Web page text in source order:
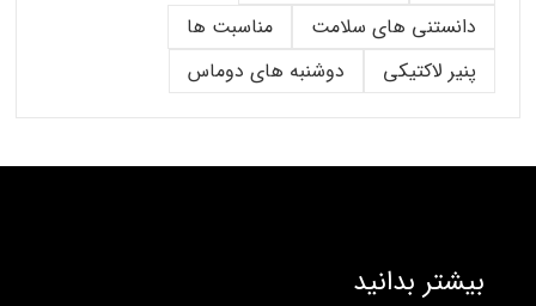
دانستنی های سلامت
مناسبت ها
پنیر لاکتیکی
دوشنبه های دوماس
بیشتر بدانید